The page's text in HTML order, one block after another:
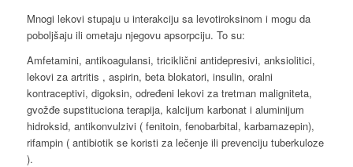
Mnogi lekovi stupaju u interakciju sa levotiroksinom i mogu da
poboljšaju ili ometaju njegovu apsorpciju. To su:
Amfetamini, antikoagulansi, triciklični antidepresivi, anksiolitici,
lekovi za artritis , aspirin, beta blokatori, insulin, oralni
kontraceptivi, digoksin, određeni lekovi za tretman maligniteta,
gvožđe supstituciona terapija, kalcijum karbonat i aluminijum
hidroksid, antikonvulzivi ( fenitoin, fenobarbital, karbamazepin),
rifampin ( antibiotik se koristi za lečenje ili prevenciju tuberkuloze
).